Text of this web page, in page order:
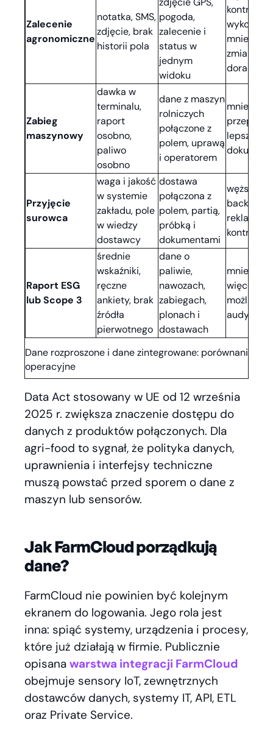
Dane rozproszone i dane zintegrowane: porównanie
operacyjne
Zalecenie
agronomiczne
notatka, SMS,
zdjęcie, brak
historii pola
pogoda,
zalecenie i
status w
jednym
widoku
kontrola
mniej luk
zmianie
doradcy
Zabieg
maszynowy
dawka w
terminalu,
raport
osobno,
paliwo
osobno
dane z maszyn
rolniczych
połączone z
polem, uprawą
i operatorem
mniej
lepsze
Przyjęcie
surowca
waga i jakość
w systemie
zakładu, pole
w wiedzy
dostawcy
dostawa
połączona z
polem, partią,
próbką i
dokumentami
węższy
back przy
kontroli
Raport ESG
lub Scope 3
średnie
wskaźniki,
ręczne
ankiety, brak
źródła
pierwotnego
dane o
paliwie,
nawozach,
zabiegach,
plonach i
dostawach
mniej
więcej
audytu
Data Act stosowany w UE od 12 września
2025 r. zwiększa znaczenie dostępu do
danych z produktów połączonych. Dla
agri-food to sygnał, że polityka danych,
uprawnienia i interfejsy techniczne
muszą powstać przed sporem o dane z
maszyn lub sensorów.
Jak FarmCloud porządkują
dane?
FarmCloud nie powinien być kolejnym
ekranem do logowania. Jego rola jest
inna: spiąć systemy, urządzenia i procesy,
które już działają w firmie. Publicznie
opisana warstwa integracji FarmCloud
obejmuje sensory IoT, zewnętrznych
dostawców danych, systemy IT, API, ETL
oraz Private Service.